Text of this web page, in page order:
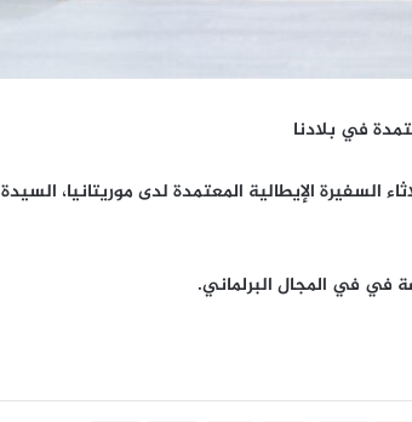
في بلادنا
الإيطالية المعتمدة لدى موريتانيا، السيدة
في في المجال البرلماني.